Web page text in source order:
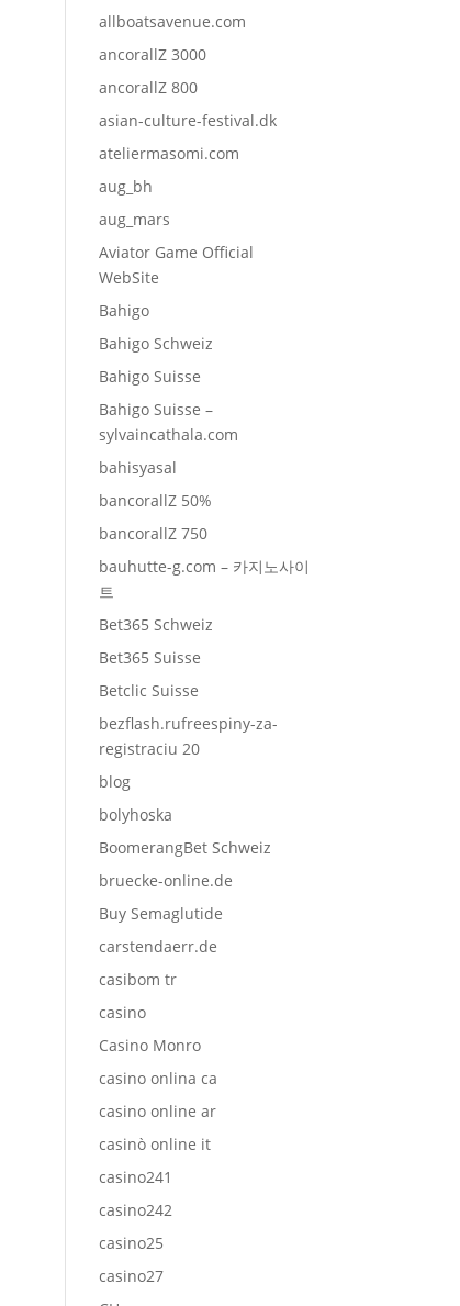
allboatsavenue.com
ancorallZ 3000
ancorallZ 800
asian-culture-festival.dk
ateliermasomi.com
aug_bh
aug_mars
Aviator Game Official
WebSite
Bahigo
Bahigo Schweiz
Bahigo Suisse
Bahigo Suisse –
sylvaincathala.com
bahisyasal
bancorallZ 50%
bancorallZ 750
bauhutte-g.com – 카지노사이
트
Bet365 Schweiz
Bet365 Suisse
Betclic Suisse
bezflash.rufreespiny-za-
registraciu 20
blog
bolyhoska
BoomerangBet Schweiz
bruecke-online.de
Buy Semaglutide
carstendaerr.de
casibom tr
casino
Casino Monro
casino onlina ca
casino online ar
casinò online it
casino241
casino242
casino25
casino27